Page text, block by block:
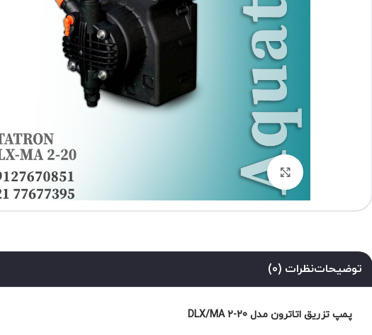
برای بزرگنمایی کلیک کنید
توضیحاتنظرات (0)
پمپ تزریق اتاترون مدل DLX/MA 2-20